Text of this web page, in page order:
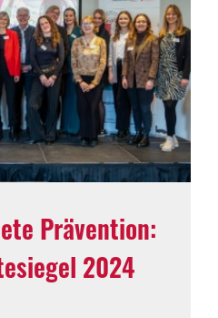
Präven­tion:
2024